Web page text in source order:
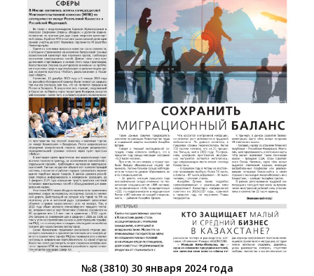
№8 (3810) 30 января 2024 года